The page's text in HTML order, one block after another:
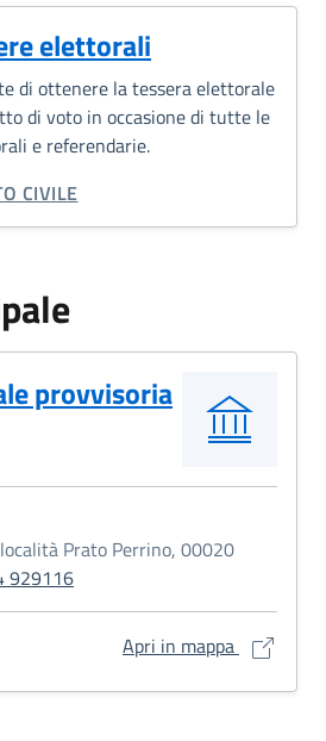
elettorali
di ottenere la tessera elettorale
di voto in occasione di tutte le
e referendarie.
CIVILE
provvisoria
Prato Perrino, 00020
929116
Apri in mappa Sede